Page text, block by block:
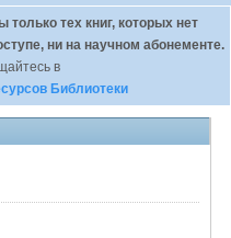
тех книг, которых нет
ни на научном абонементе.
в
Библиотеки